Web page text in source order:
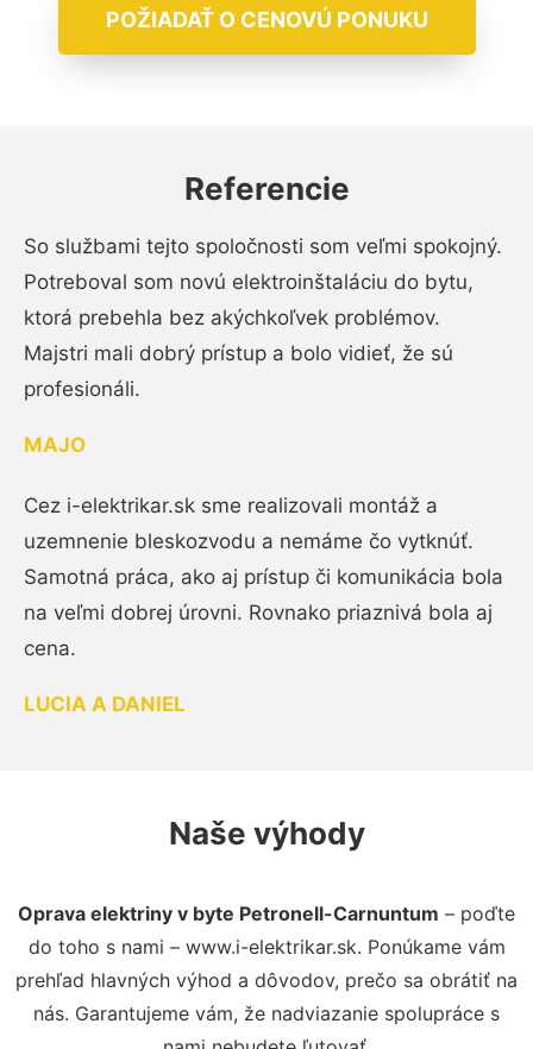
POŽIADAŤ O CENOVÚ PONUKU
Referencie
So službami tejto spoločnosti som veľmi spokojný.
Potreboval som novú elektroinštaláciu do bytu,
ktorá prebehla bez akýchkoľvek problémov.
Majstri mali dobrý prístup a bolo vidieť, že sú
profesionáli.
MAJO
Cez i-elektrikar.sk sme realizovali montáž a
uzemnenie bleskozvodu a nemáme čo vytknúť.
Samotná práca, ako aj prístup či komunikácia bola
na veľmi dobrej úrovni. Rovnako priaznivá bola aj
cena.
LUCIA A DANIEL
Naše výhody
Oprava elektriny v byte Petronell-Carnuntum – poďte
do toho s nami – www.i-elektrikar.sk. Ponúkame vám
prehľad hlavných výhod a dôvodov, prečo sa obrátiť na
nás. Garantujeme vám, že nadviazanie spolupráce s